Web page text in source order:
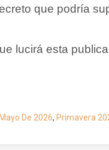
que podría
lucirá esta
Mayo De 2026, Primavera